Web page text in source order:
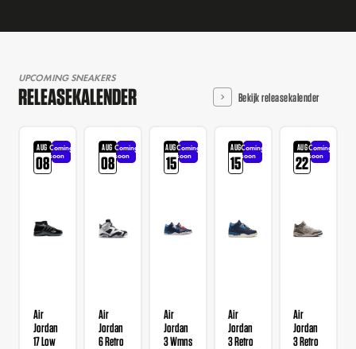
UPCOMING SNEAKERS
RELEASEKALENDER Bekijk releasekalender
AUG
08
Coming
soon
Air
Jordan
17 Low
AUG
08
Coming
soon
Air
Jordan
6 Retro
AUG
15
Coming
soon
Air
Jordan
3 Wmns
AUG
15
Coming
soon
Air
Jordan
3 Retro
AUG
22
Coming
soon
Air
Jordan
3 Retro